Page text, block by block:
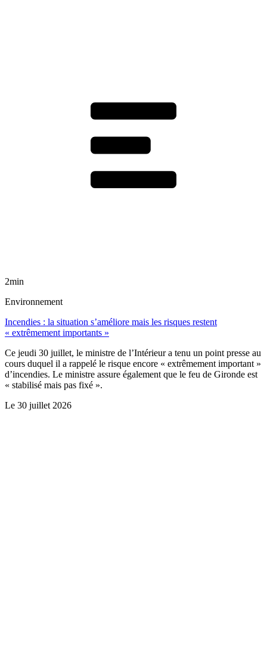
2min
Environnement
Incendies : la situation s’améliore mais les risques restent
« extrêmement importants »
Ce jeudi 30 juillet, le ministre de l’Intérieur a tenu un point presse au
cours duquel il a rappelé le risque encore « extrêmement important »
d’incendies. Le ministre assure également que le feu de Gironde est
« stabilisé mais pas fixé ».
Le 30 juillet 2026